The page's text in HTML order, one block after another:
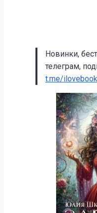
Новинки,
телеграм,
t.me/